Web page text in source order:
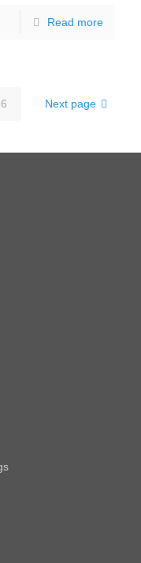
Read more
6 Next page